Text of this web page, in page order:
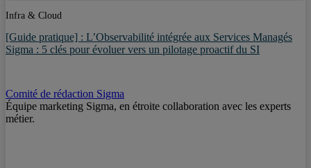
Infra & Cloud
[Guide pratique] : L’Observabilité intégrée aux Services Managés
Sigma : 5 clés pour évoluer vers un pilotage proactif du SI
Comité de rédaction Sigma
Équipe marketing Sigma, en étroite collaboration avec les experts
métier.